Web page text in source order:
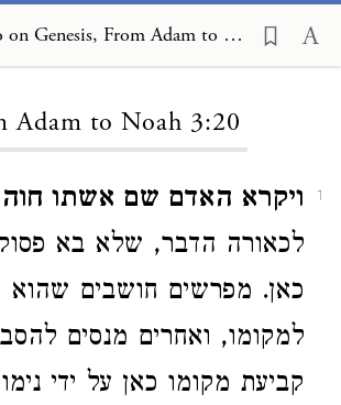
Cassuto on Genesis, From Adam to Noah 3:20
Adam to Noah 3:20
1 ויקרא האדם שם אשתו חוה
לכאורה הדבר, שלא בא
כאן. מפרשים חושבים שהוא
למקומו, ואחרים מנסים
קביעת מקומו כאן על ידי